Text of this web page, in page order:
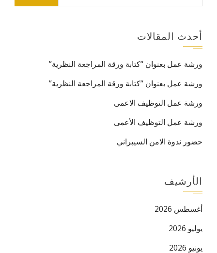
أحدث المقالات
ورشة عمل بعنوان “كتابة ورقة المراجعة النظرية”
ورشة عمل بعنوان “كتابة ورقة المراجعة النظرية”
ورشة عمل التوظيف الاعمى
ورشة عمل التوظيف الأعمى
حضور ندوة الامن السيبراني
الأرشيف
أغسطس 2026
يوليو 2026
يونيو 2026